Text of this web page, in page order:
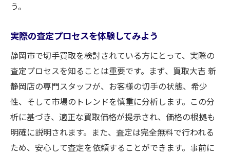
ステップバイステップで学ぶ買取プロセス
定を受ける理由
切手の価値を知るためのポイント
買取大吉が提供する信頼のサービス
高額査定を狙うためのコツ
切手の状態と価値の関係
市場価格を意識した査定の仕方
う。
実際の査定プロセスを体験してみよう
静岡市で切手買取を検討されている方にとって、実際の
査定プロセスを知ることは重要です。まず、買取大吉 新
静岡店の専門スタッフが、お客様の切手の状態、希少
性、そして市場のトレンドを慎重に分析します。この分
析に基づき、適正な買取価格が提示され、価格の根拠も
明確に説明されます。また、査定は完全無料で行われる
ため、安心して査定を依頼することができます。事前に